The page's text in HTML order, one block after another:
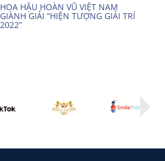
HOA HẬU HOÀN VŨ VIỆT NAM
GIÀNH GIẢI “HIỆN TƯỢNG GIẢI TRÍ
2022”